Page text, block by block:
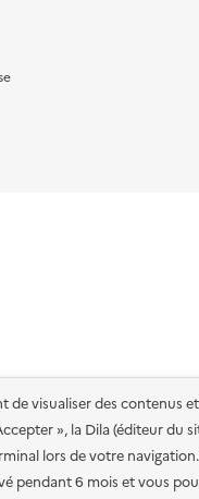
de visualiser des contenus
», la Dila (éditeur du
lors de votre
pendant 6 mois et vous
conforme